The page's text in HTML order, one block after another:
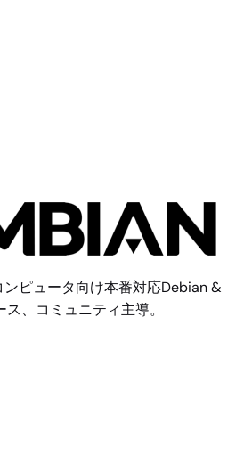
ピュータ向け本番対応Debian &
、コミュニティ主導。